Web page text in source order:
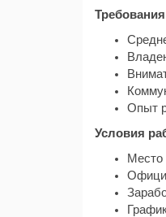
Опыт
Условия